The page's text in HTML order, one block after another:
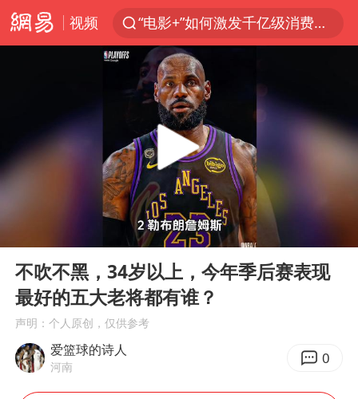
视频
“电影+”如何激发千亿级消费新活力？
中医教你一招提升气血
全球首个长时储能一体化产业园量产
上海：台风白海豚或将带来龙卷风
胜宏科技：股票交易异常波动
中巨芯：上半年归母净利润1405.77万元
美股存储板块集体大跌
“今天得有40℃了吧 为啥还不预警”
名创优品回应女子吐槽内裤质量差
Play
不吹不黑，34岁以上，今年季后赛表现
最好的五大老将都有谁？
声明：个人原创，仅供参考
爱篮球的诗人
河南 0